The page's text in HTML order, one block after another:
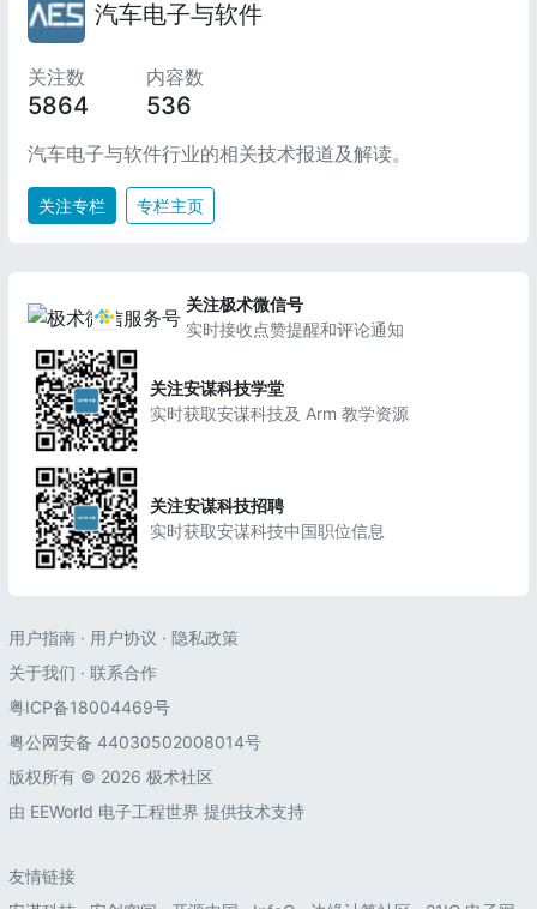
汽车电子与软件
关注数
5864
内容数
536
汽车电子与软件行业的相关技术报道及解读。
关注专栏 专栏主页
关注极术微信号
实时接收点赞提醒和评论通知
关注安谋科技学堂
实时获取安谋科技及 Arm 教学资源
关注安谋科技招聘
实时获取安谋科技中国职位信息
用户指南 · 用户协议 · 隐私政策
关于我们 · 联系合作
粤ICP备18004469号
粤公网安备 44030502008014号
版权所有 © 2026 极术社区
由 EEWorld 电子工程世界 提供技术支持
友情链接